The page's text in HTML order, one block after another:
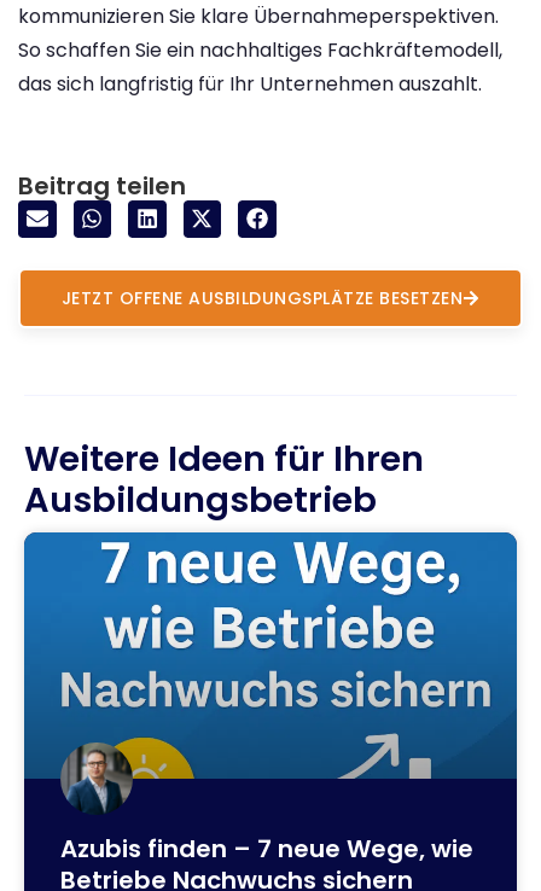
kommunizieren Sie klare Übernahmeperspektiven.
So schaffen Sie ein nachhaltiges Fachkräftemodell,
das sich langfristig für Ihr Unternehmen auszahlt.
Beitrag teilen
JETZT OFFENE AUSBILDUNGSPLÄTZE BESETZEN
Weitere Ideen für Ihren
Ausbildungsbetrieb
Azubis finden – 7 neue Wege, wie
Betriebe Nachwuchs sichern